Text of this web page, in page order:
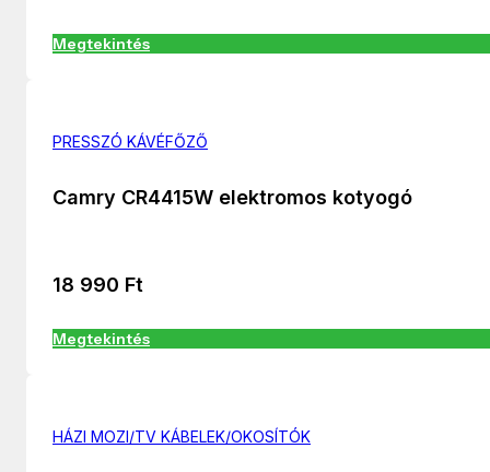
Megtekintés
PRESSZÓ KÁVÉFŐZŐ
Camry CR4415W elektromos kotyogó
18 990 Ft
Megtekintés
HÁZI MOZI/TV KÁBELEK/OKOSÍTÓK